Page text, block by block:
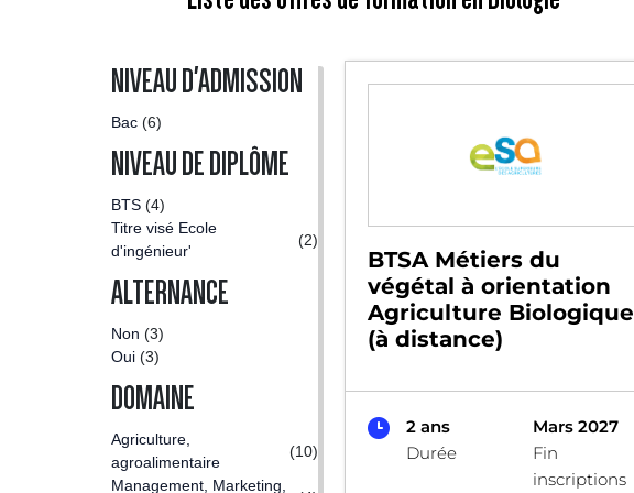
NIVEAU D'ADMISSION
Bac (6)
NIVEAU DE DIPLÔME
BTS (4)
Titre visé Ecole
d'ingénieur'
(2)
ALTERNANCE
Non (3)
Oui (3)
DOMAINE
Agriculture,
agroalimentaire
(10)
Management, Marketing,
BTSA Métiers du
végétal à orientation
Agriculture Biologique
(à distance)
2 ans
Durée
Mars 2027
Fin
inscriptions